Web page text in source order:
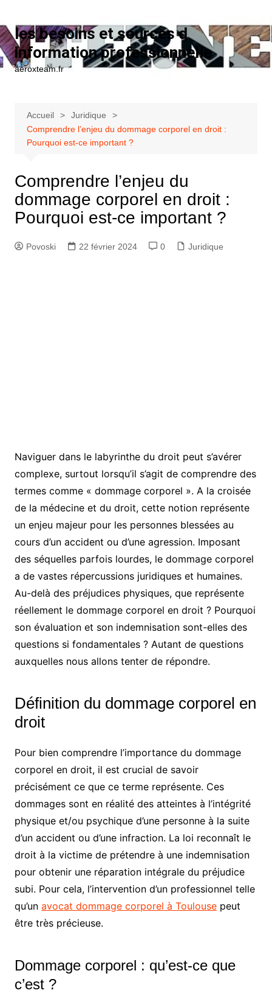
les besoins et sources d
information professionnelle
aeroxteam.fr
Accueil
Juridique
Comprendre l’enjeu du dommage corporel en droit :
Pourquoi est-ce important ?
Comprendre l’enjeu du
dommage corporel en droit :
Pourquoi est-ce important ?
Povoski 22 février 2024 0 Juridique
Naviguer dans le labyrinthe du droit peut s’avérer
complexe, surtout lorsqu’il s’agit de comprendre des
termes comme « dommage corporel ». A la croisée
de la médecine et du droit, cette notion représente
un enjeu majeur pour les personnes blessées au
cours d’un accident ou d’une agression. Imposant
des séquelles parfois lourdes, le dommage corporel
a de vastes répercussions juridiques et humaines.
Au-delà des préjudices physiques, que représente
réellement le dommage corporel en droit ? Pourquoi
son évaluation et son indemnisation sont-elles des
questions si fondamentales ? Autant de questions
auxquelles nous allons tenter de répondre.
Définition du dommage corporel en
droit
Pour bien comprendre l’importance du dommage
corporel en droit, il est crucial de savoir
précisément ce que ce terme représente. Ces
dommages sont en réalité des atteintes à l’intégrité
physique et/ou psychique d’une personne à la suite
d’un accident ou d’une infraction. La loi reconnaît le
droit à la victime de prétendre à une indemnisation
pour obtenir une réparation intégrale du préjudice
subi. Pour cela, l’intervention d’un professionnel telle
qu’un avocat dommage corporel à Toulousepeut
être très précieuse.
Dommage corporel : qu’est-ce que
c’est ?